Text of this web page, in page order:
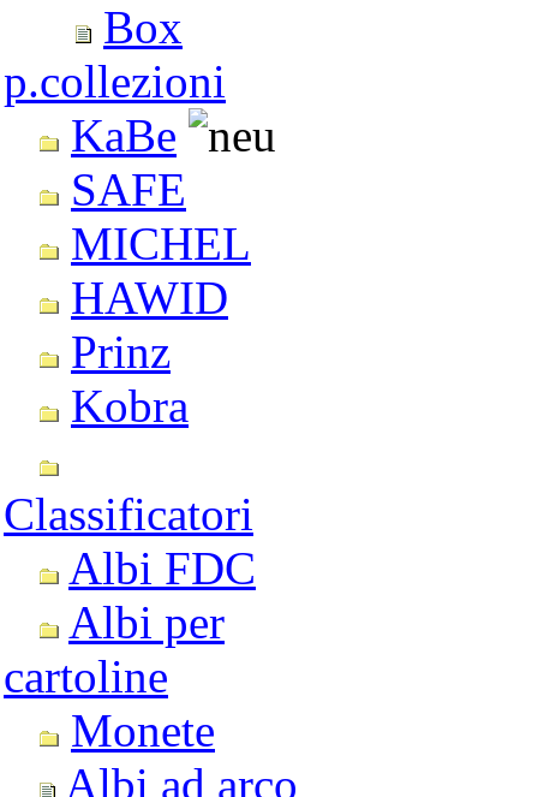
Box
p.collezioni
KaBe
SAFE
MICHEL
HAWID
Prinz
Kobra
Classificatori
Albi FDC
Albi per
cartoline
Monete
Albi ad arco